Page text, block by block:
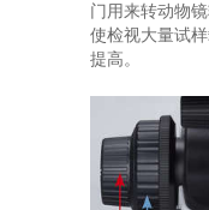
门用来转动物
使检视大量试
提高。